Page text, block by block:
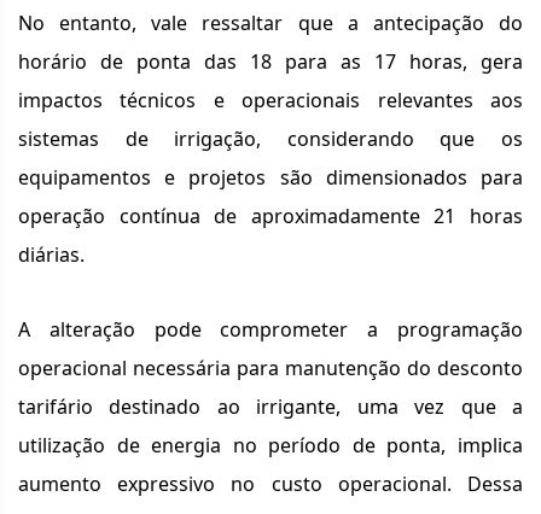
No entanto, vale ressaltar que a antecipação do
horário de ponta das 18 para as 17 horas, gera
impactos técnicos e operacionais relevantes aos
sistemas de irrigação, considerando que os
equipamentos e projetos são dimensionados para
operação contínua de aproximadamente 21 horas
diárias.
A alteração pode comprometer a programação
operacional necessária para manutenção do desconto
tarifário destinado ao irrigante, uma vez que a
utilização de energia no período de ponta, implica
aumento expressivo no custo operacional. Dessa